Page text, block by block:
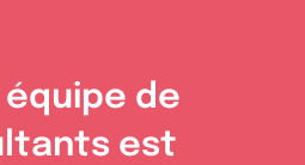
de
est